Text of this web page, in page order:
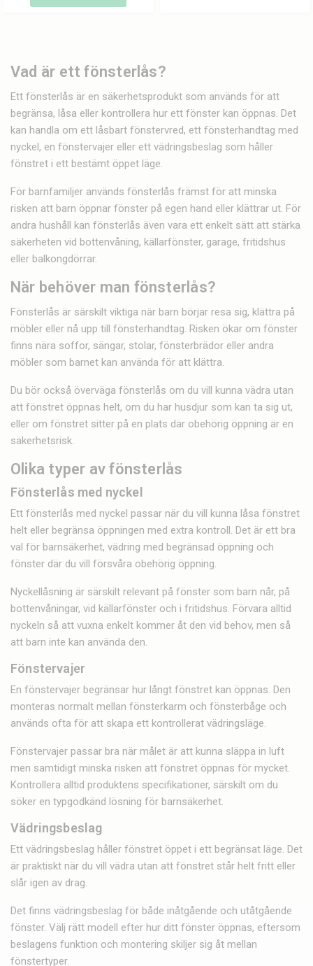
Vad är ett fönsterlås?
Ett fönsterlås är en säkerhetsprodukt som används för att
begränsa, låsa eller kontrollera hur ett fönster kan öppnas. Det
kan handla om ett låsbart fönstervred, ett fönsterhandtag med
nyckel, en fönstervajer eller ett vädringsbeslag som håller
fönstret i ett bestämt öppet läge.
För barnfamiljer används fönsterlås främst för att minska
risken att barn öppnar fönster på egen hand eller klättrar ut. För
andra hushåll kan fönsterlås även vara ett enkelt sätt att stärka
säkerheten vid bottenvåning, källarfönster, garage, fritidshus
eller balkongdörrar.
När behöver man fönsterlås?
Fönsterlås är särskilt viktiga när barn börjar resa sig, klättra på
möbler eller nå upp till fönsterhandtag. Risken ökar om fönster
finns nära soffor, sängar, stolar, fönsterbrädor eller andra
möbler som barnet kan använda för att klättra.
Du bör också överväga fönsterlås om du vill kunna vädra utan
att fönstret öppnas helt, om du har husdjur som kan ta sig ut,
eller om fönstret sitter på en plats där obehörig öppning är en
säkerhetsrisk.
Olika typer av fönsterlås
Fönsterlås med nyckel
Ett fönsterlås med nyckel passar när du vill kunna låsa fönstret
helt eller begränsa öppningen med extra kontroll. Det är ett bra
val för barnsäkerhet, vädring med begränsad öppning och
fönster där du vill försvåra obehörig öppning.
Nyckellåsning är särskilt relevant på fönster som barn når, på
bottenvåningar, vid källarfönster och i fritidshus. Förvara alltid
nyckeln så att vuxna enkelt kommer åt den vid behov, men så
att barn inte kan använda den.
Fönstervajer
En fönstervajer begränsar hur långt fönstret kan öppnas. Den
monteras normalt mellan fönsterkarm och fönsterbåge och
används ofta för att skapa ett kontrollerat vädringsläge.
Fönstervajer passar bra när målet är att kunna släppa in luft
men samtidigt minska risken att fönstret öppnas för mycket.
Kontrollera alltid produktens specifikationer, särskilt om du
söker en typgodkänd lösning för barnsäkerhet.
Vädringsbeslag
Ett vädringsbeslag håller fönstret öppet i ett begränsat läge. Det
är praktiskt när du vill vädra utan att fönstret står helt fritt eller
slår igen av drag.
Det finns vädringsbeslag för både inåtgående och utåtgående
fönster. Välj rätt modell efter hur ditt fönster öppnas, eftersom
beslagens funktion och montering skiljer sig åt mellan
fönstertyper.